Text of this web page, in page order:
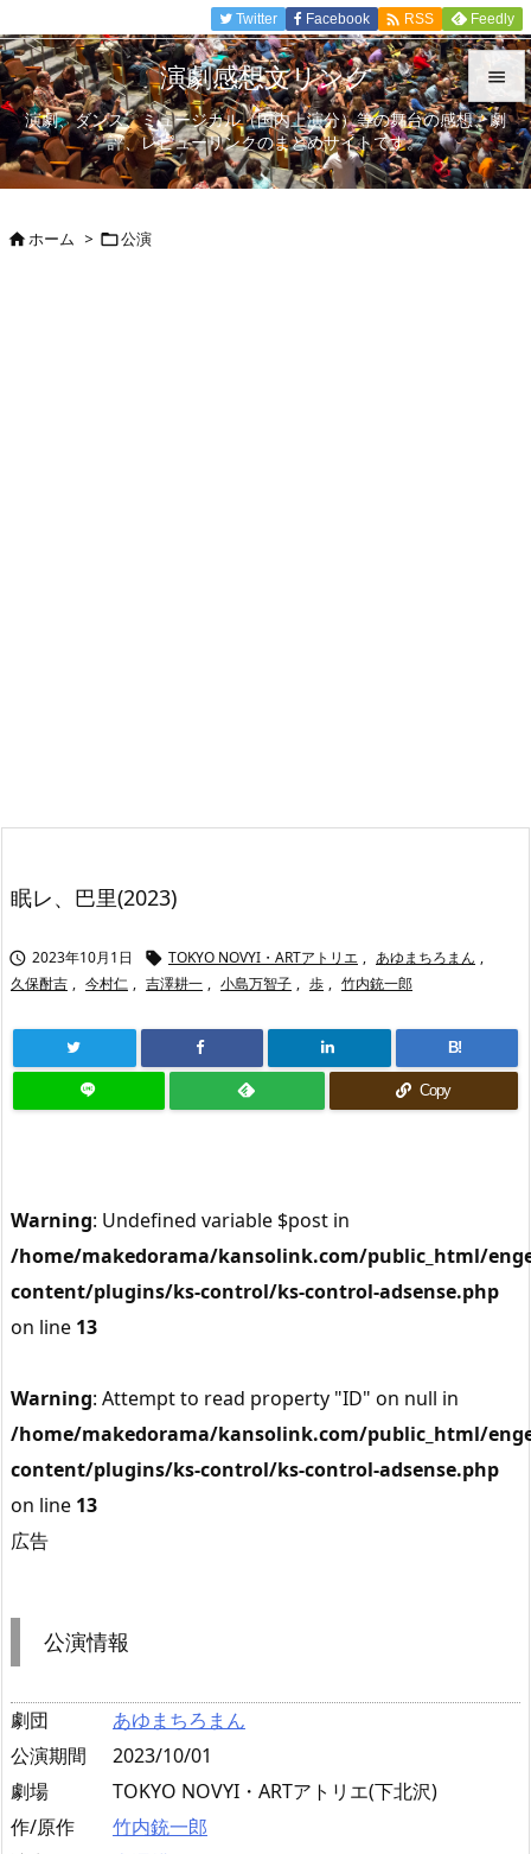


メニュ

Twitter Facebook  RSS Feedly
演劇感想文リンク
演劇、ダンス、ミュージカル（国内上演分）等の舞台の感想、劇
評、レビューリンクのまとめサイトです。
ホーム > 公演
眠レ、巴里(2023)
 2023年10月1日  TOKYO NOVYI・ARTアトリエ , あゆまちろまん ,
久保酎吉 , 今村仁 , 吉澤耕一 , 小島万智子 , 歩 , 竹内銃一郎
B!
Copy
Warning: Undefined variable $post in
/home/makedorama/kansolink.com/public_html/
content/plugins/ks-control/ks-control-adsense.php
on line 13
Warning: Attempt to read property "ID" on null in
/home/makedorama/kansolink.com/public_html/
content/plugins/ks-control/ks-control-adsense.php
on line 13
広告
公演情報
劇団
あゆまちろまん
公演期間
2023/10/01
劇場
TOKYO NOVYI・ARTアトリエ(下北沢)
作/原作
竹内銃一郎